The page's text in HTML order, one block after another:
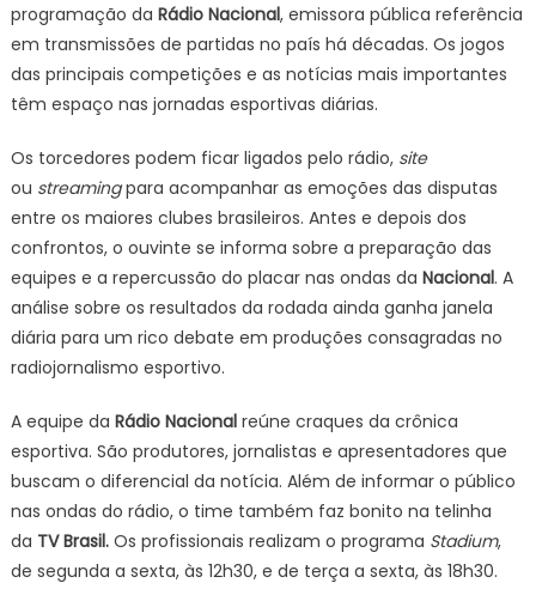
programação da Rádio Nacional, emissora pública referência
em transmissões de partidas no país há décadas. Os jogos
das principais competições e as notícias mais importantes
têm espaço nas jornadas esportivas diárias.
Os torcedores podem ficar ligados pelo rádio, site
ou streamingpara acompanhar as emoções das disputas
entre os maiores clubes brasileiros. Antes e depois dos
confrontos, o ouvinte se informa sobre a preparação das
equipes e a repercussão do placar nas ondas da Nacional. A
análise sobre os resultados da rodada ainda ganha janela
diária para um rico debate em produções consagradas no
radiojornalismo esportivo.
A equipe da Rádio Nacionalreúne craques da crônica
esportiva. São produtores, jornalistas e apresentadores que
buscam o diferencial da notícia. Além de informar o público
nas ondas do rádio, o time também faz bonito na telinha
da TV Brasil.Os profissionais realizam o programa Stadium,
de segunda a sexta, às 12h30, e de terça a sexta, às 18h30.